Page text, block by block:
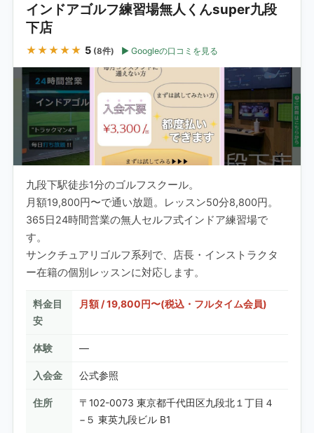
インドアゴルフ練習場無人くんsuper九段
下店
★★★★★ 5 (8件) Googleの口コミを見る
九段下駅徒歩1分のゴルフスクール。
月額19,800円〜で通い放題。レッスン50分8,800円。
365日24時間営業の無人セルフ式インドア練習場で
す。
サンクチュアリゴルフ系列で、店長・インストラクタ
ー在籍の個別レッスンに対応します。
料金目
安
月額 / 19,800円〜(税込・フルタイム会員)
体験 —
入会金 公式参照
住所
〒102-0073 東京都千代田区九段北１丁目４
−５ 東英九段ビル B1